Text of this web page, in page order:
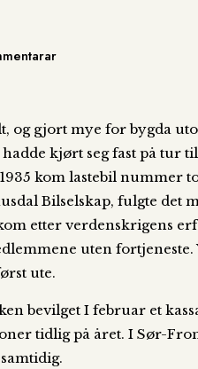
og gjort mye for bygda
kjørt seg fast på tur
kom lastebil nummer
Bilselskap, fulgte det
etter verdenskrigens
uten
ute.
bevilget I februar et
tidlig på året. I Sør-